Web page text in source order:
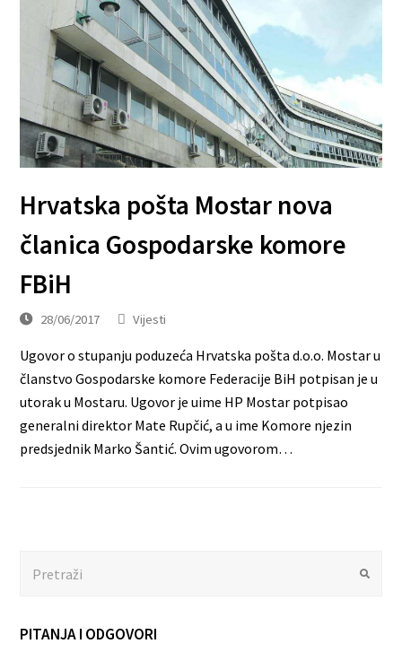
Hrvatska pošta Mostar nova
članica Gospodarske komore
FBiH
28/06/2017 Vijesti
Ugovor o stupanju poduzeća Hrvatska pošta d.o.o. Mostar u
članstvo Gospodarske komore Federacije BiH potpisan je u
utorak u Mostaru. Ugovor je uime HP Mostar potpisao
generalni direktor Mate Rupčić, a u ime Komore njezin
predsjednik Marko Šantić. Ovim ugovorom…
PITANJA I ODGOVORI